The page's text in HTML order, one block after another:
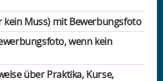
kein Muss) mit Bewerbungsfoto
wenn kein
über Praktika, Kurse,